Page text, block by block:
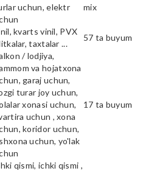
uchun, elektr
mix
kvarts vinil, PVX
taxtalar ...
57 ta buyum
/ lodjiya,
va hojatxona
garaj uchun,
turar joy uchun,
xonasi uchun,
uchun , xona
koridor uchun,
uchun, yo'lak
17 ta buyum
qismi, ichki qismi ,